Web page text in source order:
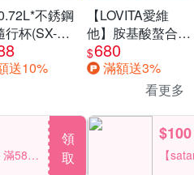
不銹鋼
行杯(SX-
送10%
【LOVITA愛維
他】胺基酸螯合鋅
x2瓶30mg素食錠
(鋅錠)
$680
滿額送3%
看更多
滿580
領
取
$100
【
一件